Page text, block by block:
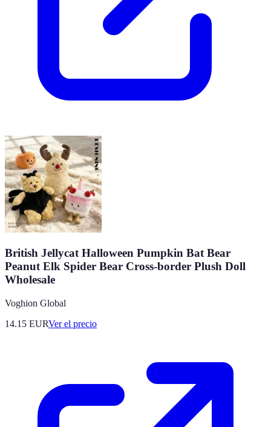
British Jellycat Halloween Pumpkin Bat Bear
Peanut Elk Spider Bear Cross-border Plush Doll
Wholesale
Voghion Global
14.15 EURVer el precio